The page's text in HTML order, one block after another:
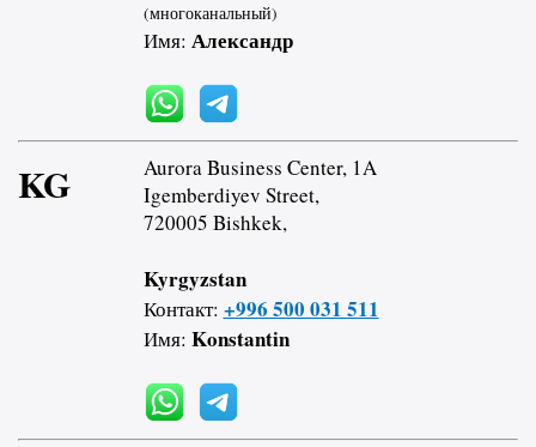
(многоканальный)
Имя: Александр
KG
Aurora Business Center, 1A
Igemberdiyev Street,
720005 Bishkek,
Kyrgyzstan
Контакт: +996 500 031 511
Имя: Konstantin